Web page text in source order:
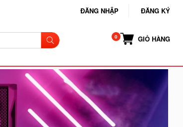
ĐĂNG NHẬP ĐĂNG KÝ
GIỎ HÀNG